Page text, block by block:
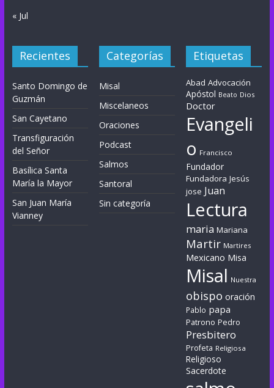
« Jul
Recientes
Santo Domingo de
Guzmán
San Cayetano
Transfiguración
del Señor
Basílica Santa
María la Mayor
San Juan María
Vianney
Categorías
Misal
Miscelaneos
Oraciones
Podcast
Salmos
Santoral
Sin categoría
Etiquetas
Abad Advocación
Apóstol
Beato Dios
Doctor
Evangeli
o Francisco
Fundador
Fundadora Jesús
jose Juan
Lectura
maria Mariana
Martir Martires
Mexicano Misa
Misal Nuestra
obispo oración
Pablo papa
Patrono Pedro
Presbitero
Profeta Religiosa
Religioso
Sacerdote